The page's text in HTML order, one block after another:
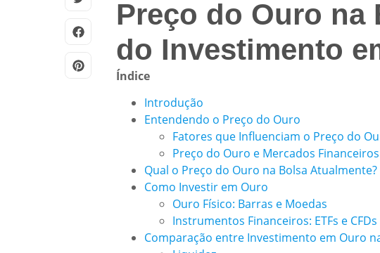
Preço do Ouro na
do Investimento
Índice
Introdução
Entendendo o Preço do Ouro
Fatores que Influenciam o Preço do
Preço do Ouro e Mercados Financeiros
Qual o Preço do Ouro na Bolsa Atualmente?
Como Investir em Ouro
Ouro Físico: Barras e Moedas
Instrumentos Financeiros: ETFs e CFDs
Comparação entre Investimento em Ouro